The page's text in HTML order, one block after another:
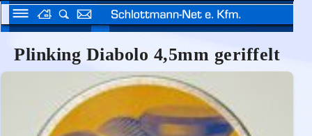
Plinking Diabolo 4,5mm geriffelt